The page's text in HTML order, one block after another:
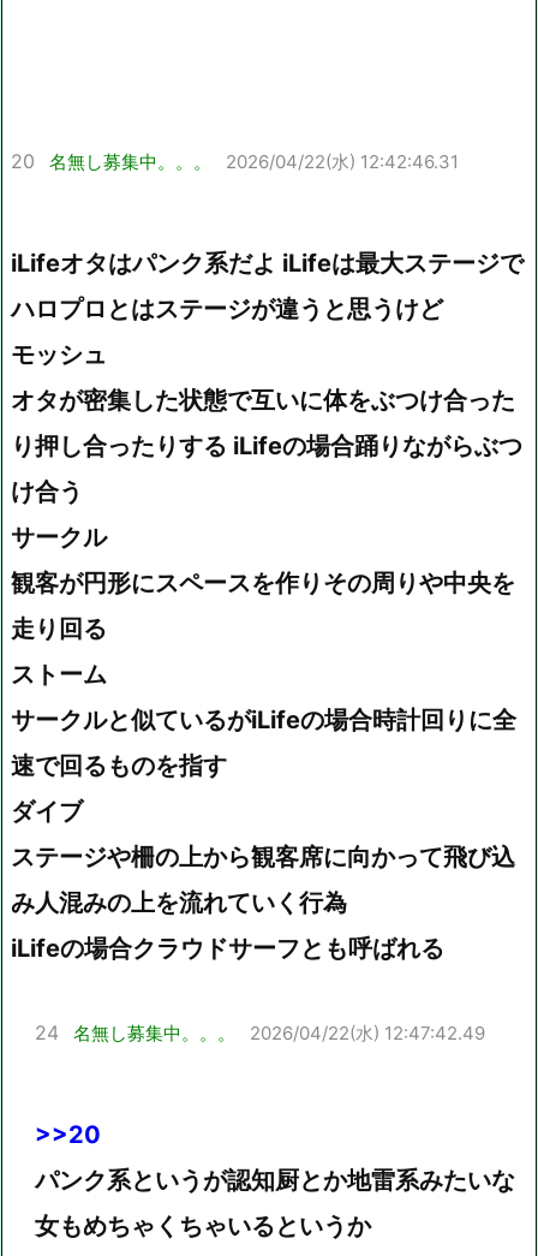
20 名無し募集中。。。 2026/04/22(水) 12:42:46.31
iLifeオタはパンク系だよ iLifeは最大ステージで
ハロプロとはステージが違うと思うけど
モッシュ
オタが密集した状態で互いに体をぶつけ合った
り押し合ったりする iLifeの場合踊りながらぶつ
け合う
サークル
観客が円形にスペースを作りその周りや中央を
走り回る
ストーム
サークルと似ているがiLifeの場合時計回りに全
速で回るものを指す
ダイブ
ステージや柵の上から観客席に向かって飛び込
み人混みの上を流れていく行為
iLifeの場合クラウドサーフとも呼ばれる
24 名無し募集中。。。 2026/04/22(水) 12:47:42.49
>>20
パンク系というが認知厨とか地雷系みたいな
女もめちゃくちゃいるというか